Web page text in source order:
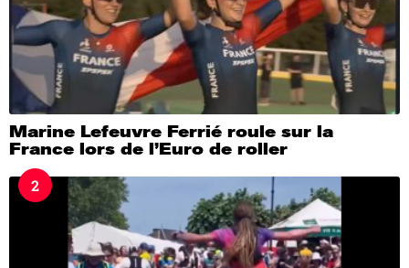
Marine Lefeuvre Ferrié roule sur la
France lors de l’Euro de roller
2